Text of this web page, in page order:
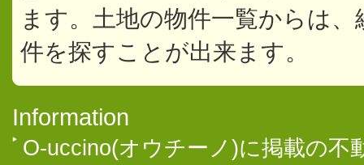
ます。土地の物件一覧からは
件を探すことが出来ます。
Information
O-uccino(オウチーノ)に掲載の不